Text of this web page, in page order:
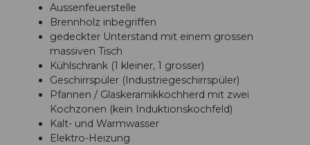
Aussenfeuerstelle
Brennholz inbegriffen
gedeckter Unterstand mit einem grossen
massiven Tisch
Kühlschrank (1 kleiner, 1 grosser)
Geschirrspüler (Industriegeschirrspüler)
Pfannen / Glaskeramikkochherd mit zwei
Kochzonen (kein Induktionskochfeld)
Kalt- und Warmwasser
Elektro-Heizung